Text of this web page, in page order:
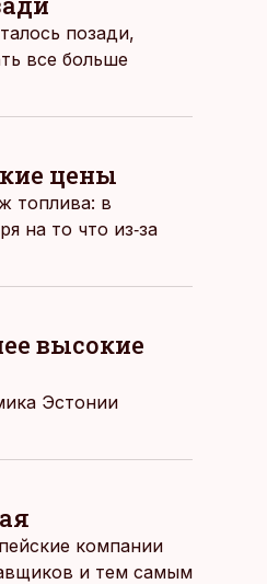
позади,
все больше
цены
топлива: в
на то что из‑за
высокие
Эстонии
компании
и тем самым